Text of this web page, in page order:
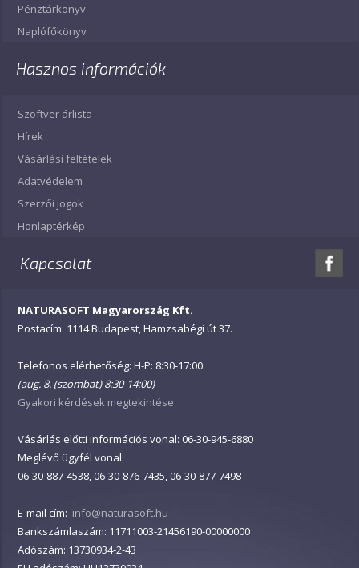
Pénztárkönyv
Naplófőkönyv
Hasznos információk
Szoftver árlista
Hírek
Vásárlási feltételek
Adatvédelem
Szerzői jogok
Honlaptérkép
Kapcsolat
NATURASOFT Magyarország Kft.
Postacím: 1114 Budapest, Hamzsabégi út 37.
Telefonos elérhetőség: H-P: 8:30-17:00
(aug. 8. (szombat) 8:30-14:00)
Gyakori kérdések megtekintése
Vásárlás előtti információs vonal: 06-30-945-6880
Meglévő ügyfél vonal:
06-30-887-4538, 06-30-876-7435, 06-30-877-7498
E-mail cím: info@naturasoft.hu
Bankszámlaszám: 11711003-21456190-00000000
Adószám: 13730934-2-43